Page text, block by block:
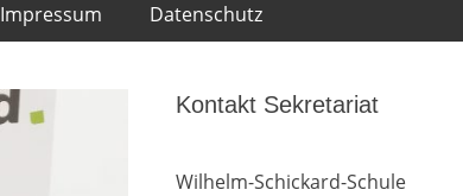
Impressum Datenschutz
Kontakt Sekretariat
Wilhelm-Schickard-Schule